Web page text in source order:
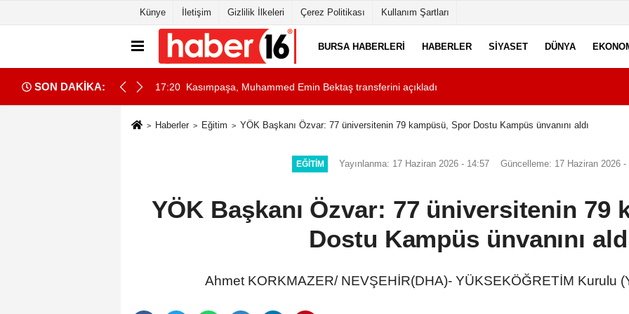
Künye İletişim Gizlilik İlkeleri Çerez Politikası Kullanım Şartları
BURSA HABERLERI HABERLER SIYASET DÜNYA
SON DAKİKA:
paylaşımı 17:20 Kasımpaşa, Muhammed Emin Bektaş transferini açıkladı
Haberler Eğitim YÖK Başkanı Özvar: 77 üniversitenin 79 kampüsü, Spor Dostu Kampüs ünvanını aldı
EĞITIM Yayınlanma: 17 Haziran 2026 - 14:57 Güncelleme: 17 Haziran 2026 -
YÖK Başkanı Özvar: 77 üniversitenin 79
Dostu Kampüs ünvanını
Ahmet KORKMAZER/ NEVŞEHİR(DHA)- YÜKSEKÖĞRETİM Kurulu